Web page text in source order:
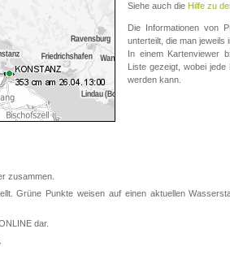
Siehe auch die Hilfe zu
Die Informationen von
unterteilt, die man jeweils
In einem Kartenviewer
Liste gezeigt, wobei
werden kann.
zusammen.
Grüne Punkte weisen auf einen aktuellen
dar.